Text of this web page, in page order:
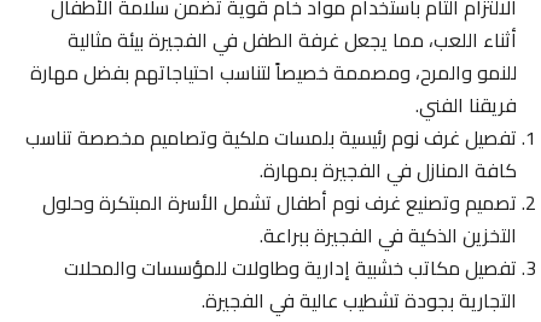
أثناء اللعب، مما يجعل غرفة الطفل في الفجيرة بيئة مثالية
للنمو والمرح، ومصممة خصيصاً لتناسب احتياجاتهم بفضل مهارة
فريقنا الفني.
تفصيل غرف نوم رئيسية بلمسات ملكية وتصاميم مخصصة تناسب
كافة المنازل في الفجيرة بمهارة.
تصميم وتصنيع غرف نوم أطفال تشمل الأسرة المبتكرة وحلول
التخزين الذكية في الفجيرة ببراعة.
تفصيل مكاتب خشبية إدارية وطاولات للمؤسسات والمحلات
التجارية بجودة تشطيب عالية في الفجيرة.